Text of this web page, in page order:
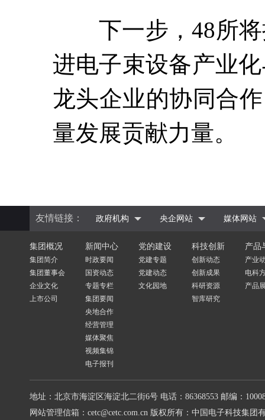
下一步，48所将
进电子束设备产业
龙头企业的协同合
量发展贡献力量。
友情链接： 政府机构 央企网站 媒体网站
集团概况
集团简介
集团董事会
企业文化
上市公司
新闻中心
时政要闻
国资动态
专题专栏
集团要闻
央地合作
经营管理
媒体聚焦
视频集锦
电子报刊
党的建设
党建专题
党建动态
文化园地
科技创新
创新动态
创新成果
科研资源
智库研究
产品
产业
电科
产品
地址：北京市海淀区海淀北二街6号 电话：86368553 邮编：
网站管理信箱：cetc@cetc.com.cn 版权所有：中国电子科技集团